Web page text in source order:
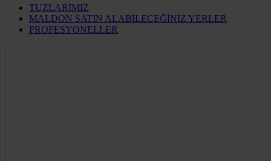
TUZLARIMIZ
MALDON SATIN ALABİLECEĞİNİZ YERLER
PROFESYONELLER